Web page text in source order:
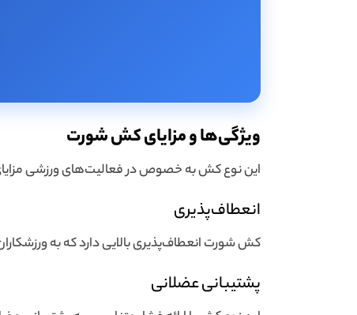
ویژگی‌ها و مزایای کش شورت
این نوع کش به خصوص در فعالیت‌های ورزشی
انعطاف‌پذیری
کش شورت انعطاف‌پذیری بالایی دارد که به
پشتیبانی عضلانی